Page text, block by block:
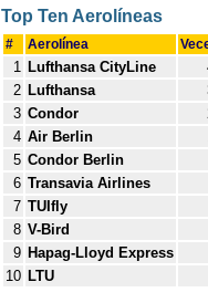
Top Ten Aerolíneas
# Aerolínea
1 Lufthansa CityLine
2 Lufthansa
3 Condor
4 Air Berlin
5 Condor Berlin
6 Transavia Airlines
7 TUIfly
8 V-Bird
9 Hapag-Lloyd Express
10 LTU